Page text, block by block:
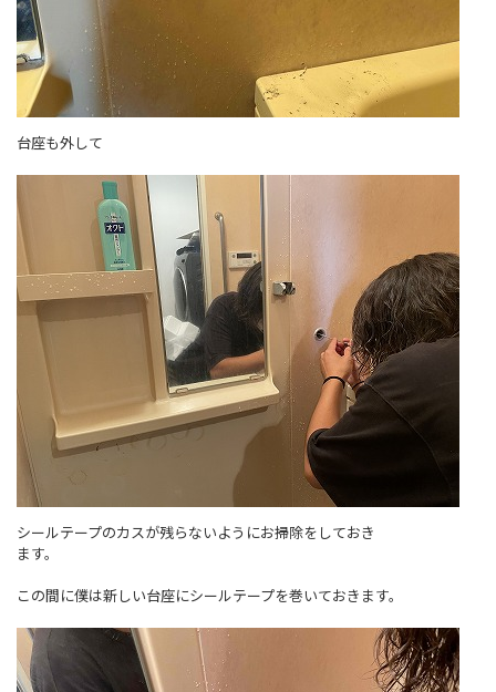
台座も外して
シールテープのカスが残らないようにお掃除をしておき
ます。
この間に僕は新しい台座にシールテープを巻いておきます。